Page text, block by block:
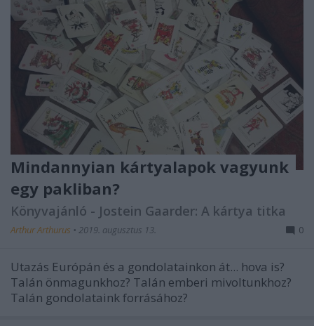
Mindannyian kártyalapok vagyunk
egy pakliban?
Könyvajánló - Jostein Gaarder: A kártya titka
Arthur Arthurus • 2019. augusztus 13. 0
Utazás Európán és a gondolatainkon át... hova is?
Talán önmagunkhoz? Talán emberi mivoltunkhoz?
Talán gondolataink forrásához?